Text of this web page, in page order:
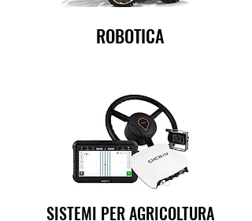
ROBOTICA
SISTEMI PER AGRICOLTURA